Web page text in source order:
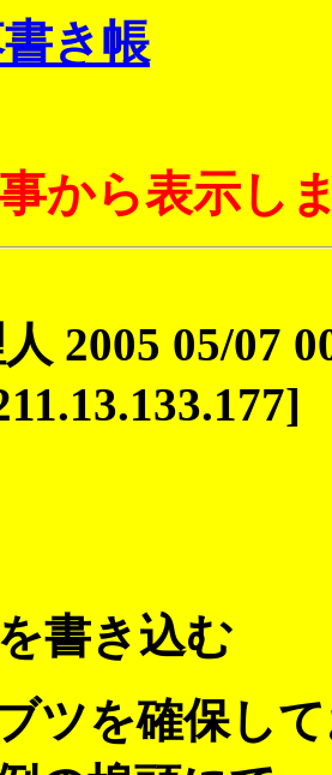
き帳
から表示し
2005 05/07
書き込む
ツを確保し